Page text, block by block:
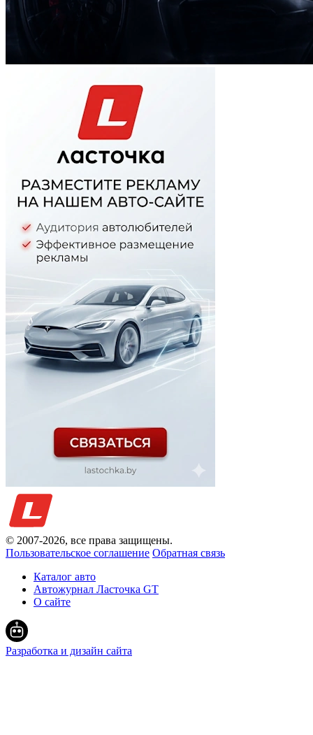
© 2007-2026, все права защищены.
Пользовательское соглашение Обратная связь
Каталог авто
Автожурнал Ласточка GT
О сайте
Разработка и дизайн сайта